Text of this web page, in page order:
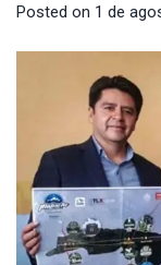
Posted on 1 de